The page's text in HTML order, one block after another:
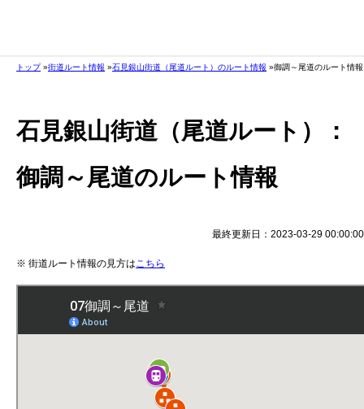
トップ 街道ルート情報 石見銀山街道（尾道ルート）のルート情報 御調～尾道のルート情報
石見銀山街道（尾道ルート）：
御調～尾道のルート情報
最終更新日：2023-03-29 00:00:00
※ 街道ルート情報の見方は こちら